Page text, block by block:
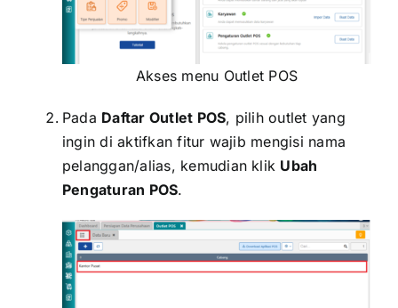
Akses menu Outlet POS
Pada Daftar Outlet POS, pilih outlet yang
ingin di aktifkan fitur wajib mengisi nama
pelanggan/alias, kemudian klik Ubah
Pengaturan POS.